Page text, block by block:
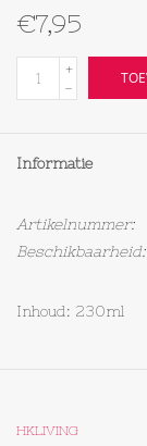
Textiel
Olieflessen
€7,95
+
-
Informatie
Artikelnummer:
Beschikbaarheid:
Inhoud: 230ml
HKLIVING